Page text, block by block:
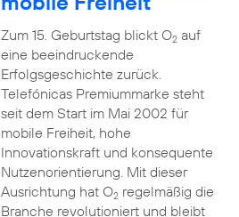
Zum 15. Geburtstag blickt O2auf
eine beeindruckende
Erfolgsgeschichte zurück.
Telefónicas Premiummarke steht
seit dem Start im Mai 2002 für
mobile Freiheit, hohe
Innovationskraft und konsequente
Nutzenorientierung. Mit dieser
Ausrichtung hat O2regelmäßig die
Branche revolutioniert und bleibt